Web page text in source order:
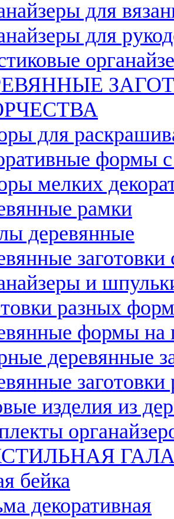
для
для
для
формы с
мелких
рамки
деревянные
заготовки
и
разных
формы на
деревянные
заготовки
изделия из
бейка
декоративная